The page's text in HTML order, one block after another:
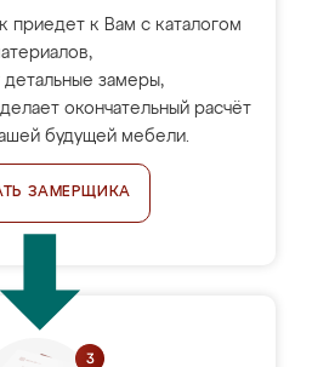
приедет к Вам с каталогом
замеры,
окончательный расчёт
будущей мебели.
ЗАМЕРЩИКА